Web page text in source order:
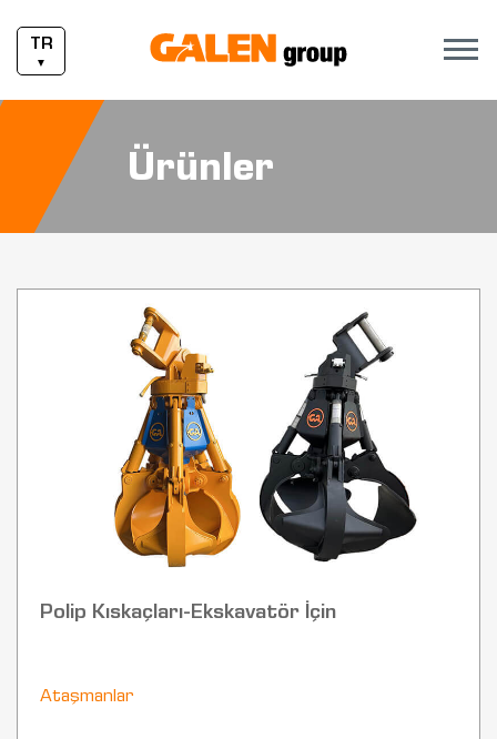
TR
▼
Ürünler
Polip Kıskaçları-Ekskavatör İçin
Ataşmanlar